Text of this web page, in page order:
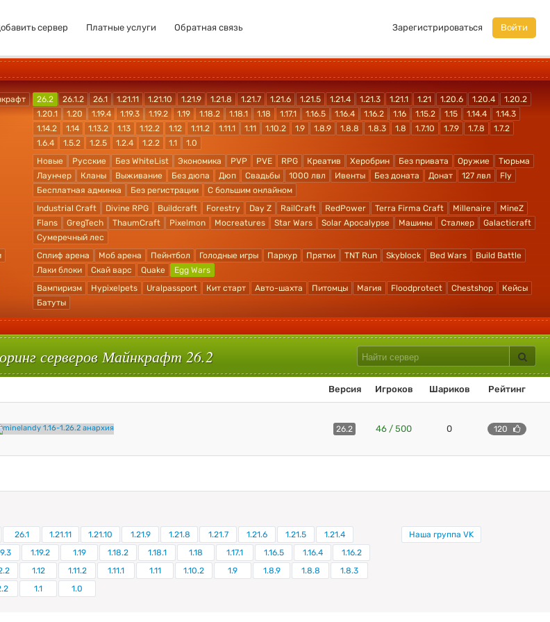
сервер Платные услуги Обратная связь Зарегистрироваться Войти
26.2 26.1.2 26.1 1.21.11 1.21.10 1.21.9 1.21.8 1.21.7 1.21.6 1.21.5 1.21.4 1.21.3 1.21.1 1.21 1.20.6 1.20.4
1.20.2
1.20.1
1.20 1.19.4 1.19.3 1.19.2 1.19 1.18.2 1.18.1 1.18 1.17.1 1.16.5 1.16.4 1.16.2 1.16 1.15.2 1.15 1.14.4
1.14.3
1.14.2
1.14 1.13.2 1.13 1.12.2 1.12 1.11.2 1.11.1 1.11 1.10.2 1.9 1.8.9 1.8.8 1.8.3 1.8 1.7.10 1.7.9 1.7.8
1.7.2
1.6.4
1.5.2 1.2.5 1.2.4 1.2.2 1.1
1.0
Новые Русские Без WhiteList Экономика PVP PVE RPG Креатив Херобрин Без привата Оружие
Тюрьма
Лаунчер
Кланы Выживание Без дюпа Дюп Свадьбы 1000 лвл Ивенты Без доната Донат 127 лвл
Fly
Бесплатная админка
Без регистрации
С большим онлайном
Industrial Craft Divine RPG Buildcraft Forestry Day Z RailCraft RedPower Terra Firma Craft Millenaire
MineZ
Flans
GregTech ThaumCraft Pixelmon Mocreatures Star Wars Solar Apocalypse Машины Сталкер
Galacticraft
Сумеречный лес
Сплиф арена Моб арена Пейнтбол Голодные игры Паркур Прятки TNT Run Skyblock Bed Wars
Build Battle
Лаки блоки
Скай варс Quake
Egg Wars
Вампиризм Hypixelpets Uralpassport Кит старт Авто-шахта Питомцы Магия Floodprotect Chestshop
Кейсы
Батуты
серверов Майнкрафт 26.2
Версия Игроков Шариков Рейтинг
26.2 46 / 500 0 120
26.1 1.21.11 1.21.10 1.21.9 1.21.8 1.21.7 1.21.6 1.21.5
1.21.4
1.19.2 1.19 1.18.2 1.18.1 1.18 1.17.1 1.16.5 1.16.4
1.16.2
1.12 1.11.2 1.11.1 1.11 1.10.2 1.9 1.8.9 1.8.8
1.8.3
1.1 1.0
Наша группа VK